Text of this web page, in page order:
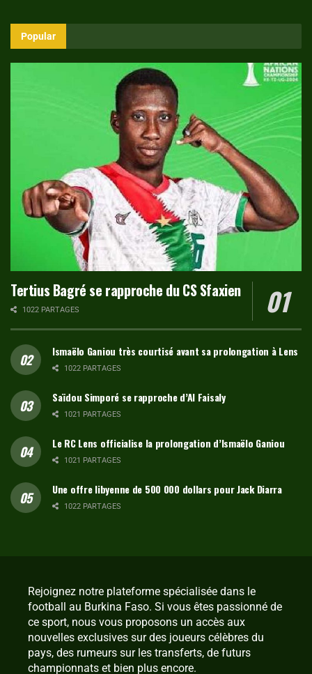
Popular
Tertius Bagré se rapproche du CS Sfaxien
1022 PARTAGES
Ismaëlo Ganiou très courtisé avant sa prolongation à Lens
1022 PARTAGES
Saïdou Simporé se rapproche d’Al Faisaly
1021 PARTAGES
Le RC Lens officialise la prolongation d’Ismaëlo Ganiou
1021 PARTAGES
Une offre libyenne de 500 000 dollars pour Jack Diarra
1022 PARTAGES
Rejoignez notre plateforme spécialisée dans le
football au Burkina Faso. Si vous êtes passionné de
ce sport, nous vous proposons un accès aux
nouvelles exclusives sur des joueurs célèbres du
pays, des rumeurs sur les transferts, de futurs
championnats et bien plus encore.